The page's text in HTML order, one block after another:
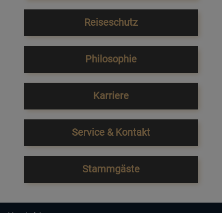
Reiseschutz
Philosophie
Karriere
Service & Kontakt
Stammgäste